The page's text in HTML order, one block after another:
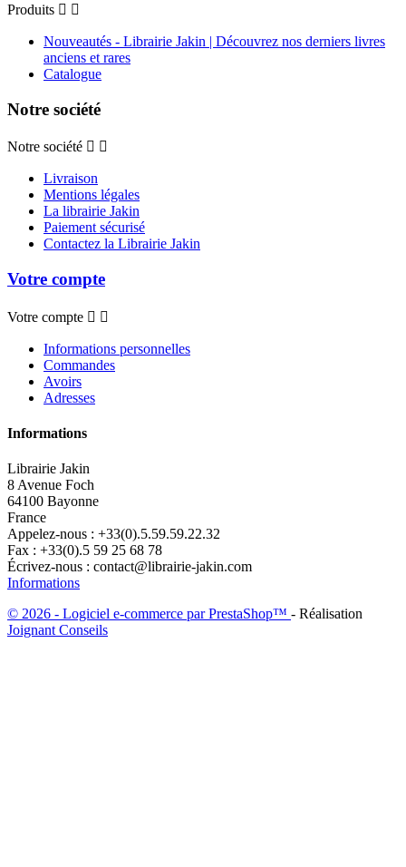
Produits  
Nouveautés - Librairie Jakin | Découvrez nos derniers livres
anciens et rares
Catalogue
Notre société
Notre société  
Livraison
Mentions légales
La librairie Jakin
Paiement sécurisé
Contactez la Librairie Jakin
Votre compte
Votre compte  
Informations personnelles
Commandes
Avoirs
Adresses
Informations
Librairie Jakin
8 Avenue Foch
64100 Bayonne
France
Appelez-nous : +33(0).5.59.59.22.32
Fax : +33(0).5 59 25 68 78
Écrivez-nous : contact@librairie-jakin.com
Informations
© 2026 - Logiciel e-commerce par PrestaShop™ - Réalisation
Joignant Conseils